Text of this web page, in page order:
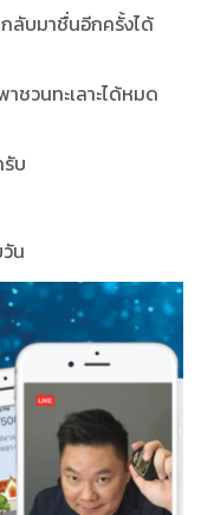
ลับมาชื่นอีกครั้งได้
ชวนทะเลาะได้หมด
บ
น